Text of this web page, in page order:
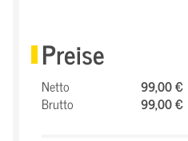
Preise
Netto
99,00 €
Brutto
99,00 €